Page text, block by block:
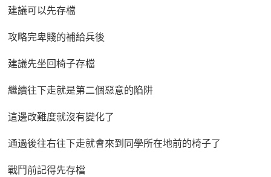
建議可以先存檔
攻略完卑賤的補給兵後
建議先坐回椅子存檔
繼續往下走就是第二個惡意的陷阱
這邊改難度就沒有變化了
通過後往右往下走就會來到同學所在地前的椅子了
戰鬥前記得先存檔